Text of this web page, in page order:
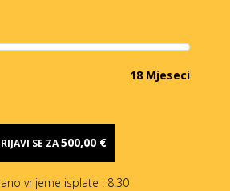
18 Mjeseci
SE ZA500,00 €
vrijeme isplate : 8:30